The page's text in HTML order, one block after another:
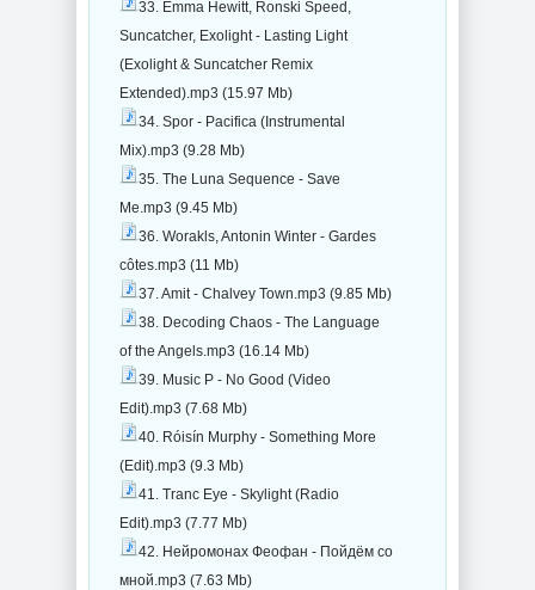
33. Emma Hewitt, Ronski Speed,
Suncatcher, Exolight - Lasting Light
(Exolight & Suncatcher Remix
Extended).mp3 (15.97 Mb)
34. Spor - Pacifica (Instrumental
Mix).mp3 (9.28 Mb)
35. The Luna Sequence - Save
Me.mp3 (9.45 Mb)
36. Worakls, Antonin Winter - Gardes
côtes.mp3 (11 Mb)
37. Amit - Chalvey Town.mp3 (9.85 Mb)
38. Decoding Chaos - The Language
of the Angels.mp3 (16.14 Mb)
39. Music P - No Good (Video
Edit).mp3 (7.68 Mb)
40. Róisín Murphy - Something More
(Edit).mp3 (9.3 Mb)
41. Tranc Eye - Skylight (Radio
Edit).mp3 (7.77 Mb)
42. Нейромонах Феофан - Пойдём со
мной.mp3 (7.63 Mb)